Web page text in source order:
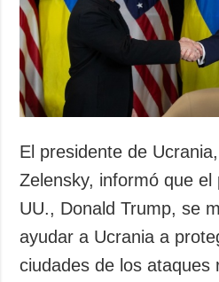
El presidente de
Zelensky, informó que el
UU., Donald Trump, se
ayudar a Ucrania a
ciudades de los